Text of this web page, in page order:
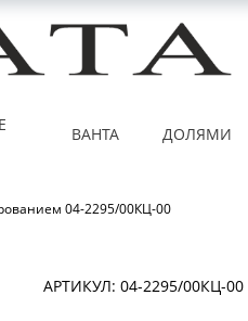
ВАНТА ДОЛЯМИ
04-2295/00КЦ-00
АРТИКУЛ: 04-2295/00КЦ-00